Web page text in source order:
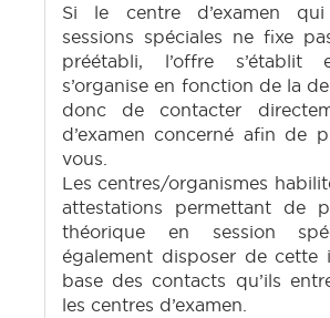
Si le centre d’examen
sessions spéciales ne fixe
préétabli, l’offre
s’organise en fonction de la
donc de contacter
d’examen concerné afin de
vous.
Les centres/organismes
attestations permettant de
théorique en session
également disposer de cette
base des contacts qu’ils
les centres d’examen.